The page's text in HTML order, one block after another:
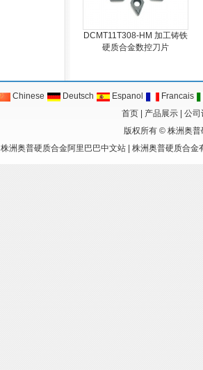
DCMT11T308-HM 加工铸铁
硬质合金数控刀片
Chinese Deutsch Espanol
Francais
首页
产品展示
公司
版权所有 © 株洲奥普
株洲奥普硬质合金阿里巴巴中文站| 株洲奥普硬质合金